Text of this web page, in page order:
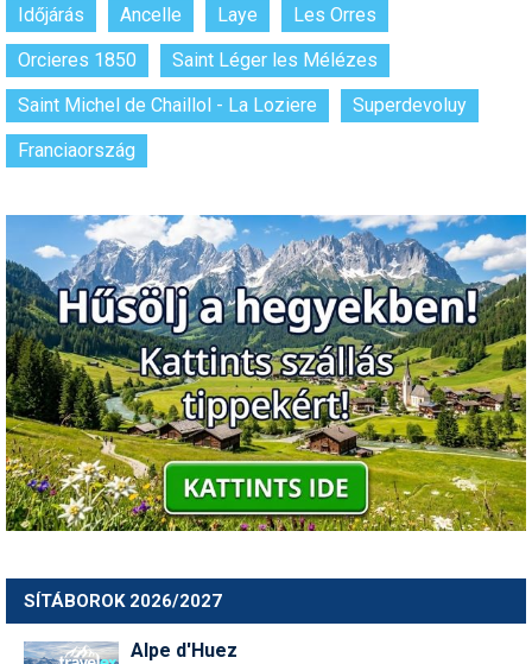
Sítechnika
Síugrás
Snowboard
Sportorvos
Szakértők
Szánkó
Szótárak
Telemark
Téli sportok
Termékajánló
Túrasí
Utasbiztosítás
Időjárás Ancelle Laye
Les Orres
Orcieres 1850
Saint Léger les Mélézes
Saint Michel de Chaillol - La Loziere
Superdevoluy
Franciaország
SÍTÁBOROK 2026/2027
Alpe d'Huez